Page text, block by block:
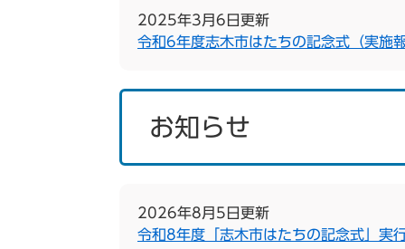
2025年3月6日更新
令和6年度志木市はたちの記念式（実施
お知らせ
2026年8月5日更新
令和8年度「志木市はたちの記念式」実